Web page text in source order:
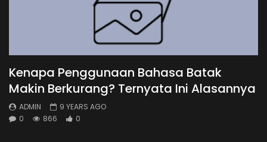
Kenapa Penggunaan Bahasa Batak
Makin Berkurang? Ternyata Ini Alasannya
ADMIN
9 YEARS AGO
0
866 0